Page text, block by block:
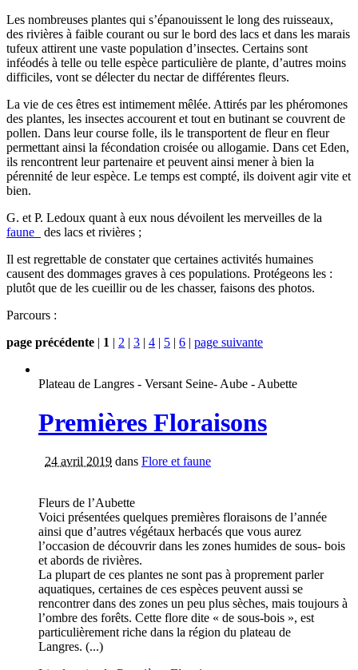
Les nombreuses plantes qui s’épanouissent le long des ruisseaux,
des rivières à faible courant ou sur le bord des lacs et dans les marais
tufeux attirent une vaste population d’insectes. Certains sont
inféodés à telle ou telle espèce particulière de plante, d’autres moins
difficiles, vont se délecter du nectar de différentes fleurs.
La vie de ces êtres est intimement mêlée. Attirés par les phéromones
des plantes, les insectes accourent et tout en butinant se couvrent de
pollen. Dans leur course folle, ils le transportent de fleur en fleur
permettant ainsi la fécondation croisée ou allogamie. Dans cet Eden,
ils rencontrent leur partenaire et peuvent ainsi mener à bien la
pérennité de leur espèce. Le temps est compté, ils doivent agir vite et
bien.
G. et P. Ledoux quant à eux nous dévoilent les merveilles de la
faune
des lacs et rivières ;
Il est regrettable de constater que certaines activités humaines
causent des dommages graves à ces populations. Protégeons les :
plutôt que de les cueillir ou de les chasser, faisons des photos.
Parcours :
page précédente | 1 | 2 | 3 | 4 | 5 | 6 | page suivante
Plateau de Langres - Versant Seine- Aube - Aubette
Premières Floraisons
24 avril 2019 dans Flore et faune
Fleurs de l’Aubette
Voici présentées quelques premières floraisons de l’année
ainsi que d’autres végétaux herbacés que vous aurez
l’occasion de découvrir dans les zones humides de sous- bois
et abords de rivières.
La plupart de ces plantes ne sont pas à proprement parler
aquatiques, certaines de ces espèces peuvent aussi se
rencontrer dans des zones un peu plus sèches, mais toujours à
l’ombre des forêts. Cette flore dite « de sous-bois », est
particulièrement riche dans la région du plateau de
Langres. (...)